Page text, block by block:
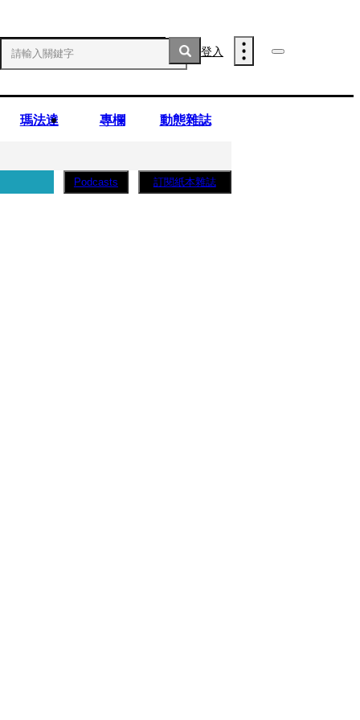
登入
瑪法達 專欄 動態雜誌
Podcasts 訂閱紙本雜誌